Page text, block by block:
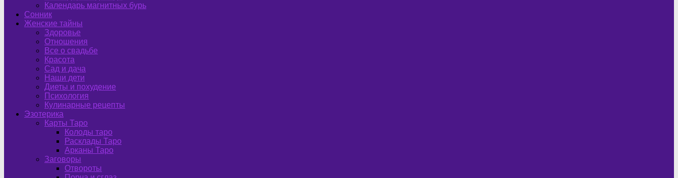
Календарь магнитных бурь
Сонник
Женские тайны
Здоровье
Отношения
Все о свадьбе
Красота
Сад и дача
Наши дети
Диеты и похудение
Психология
Кулинарные рецепты
Эзотерика
Карты Таро
Колоды таро
Расклады Таро
Арканы Таро
Заговоры
Отвороты